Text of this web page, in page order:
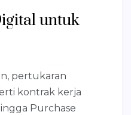
untuk
pertukaran
kontrak kerja
Purchase